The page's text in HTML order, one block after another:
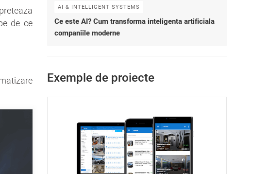
de ce
AI & INTELLIGENT SYSTEMS
Ce este AI? Cum transforma inteligenta artificiala
companiile moderne
Exemple de proiecte